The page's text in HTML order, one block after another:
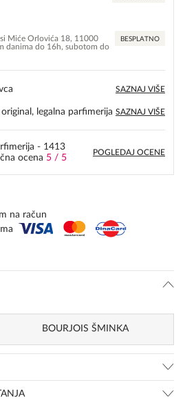
Miće Orlovića 18, 11000
danima do 16h, subotom do
BESPLATNO
SAZNAJ VIŠE
legalna parfimerija SAZNAJ VIŠE
- 1413
ocena 5 / 5
POGLEDAJ OCENE
na račun
BOURJOIS ŠMINKA